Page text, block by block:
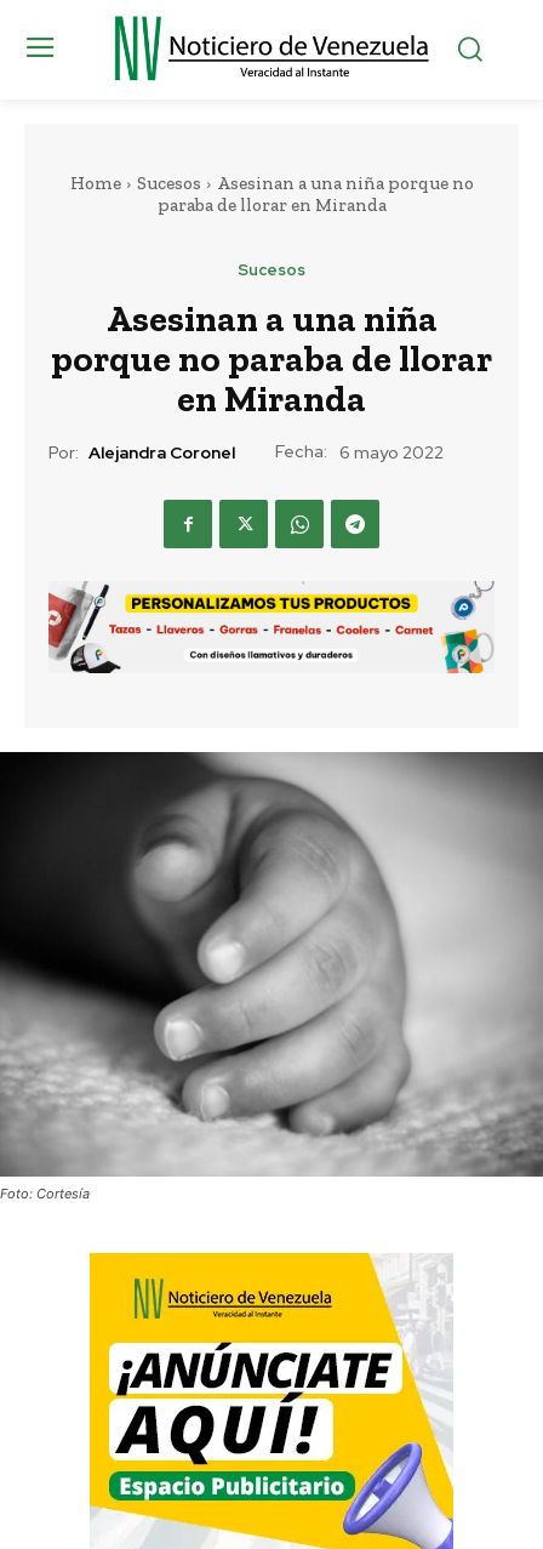
Home Sucesos
Asesinan a una niña porque no
paraba de llorar en Miranda
Sucesos
Asesinan a una niña
porque no paraba de llorar
en Miranda
Por: Alejandra Coronel Fecha: 6 mayo 2022
Foto: Cortesía